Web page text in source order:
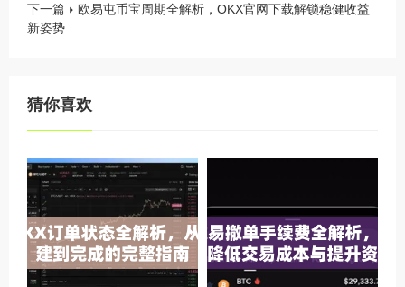
下一篇
欧易屯币宝周期全解析，OKX官网下载解锁稳健收益
新姿势
猜你喜欢